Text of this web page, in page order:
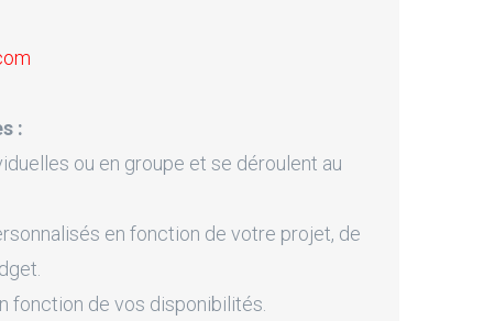
:
ou en groupe et se déroulent au
en fonction de votre projet, de
fonction de vos disponibilités.